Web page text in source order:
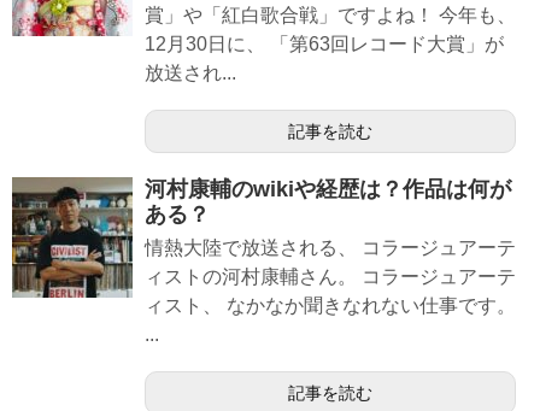
賞」や「紅白歌合戦」ですよね！ 今年も、
12月30日に、 「第63回レコード大賞」が
放送され...
記事を読む
河村康輔のwikiや経歴は？作品は何が
ある？
情熱大陸で放送される、 コラージュアーテ
ィストの河村康輔さん。 コラージュアーテ
ィスト、 なかなか聞きなれない仕事です。
...
記事を読む